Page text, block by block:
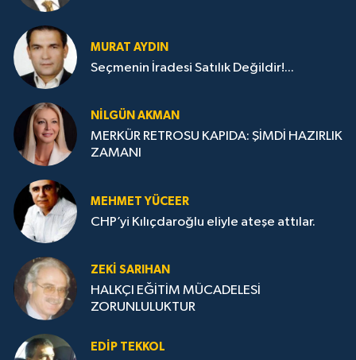
MURAT AYDIN
Seçmenin İradesi Satılık Değildir!...
NILGÜN AKMAN
MERKÜR RETROSU KAPIDA: ŞİMDİ HAZIRLIK
ZAMANI
MEHMET YÜCEER
CHP’yi Kılıçdaroğlu eliyle ateşe attılar.
ZEKI SARIHAN
HALKÇI EĞİTİM MÜCADELESİ
ZORUNLULUKTUR
EDIP TEKKOL